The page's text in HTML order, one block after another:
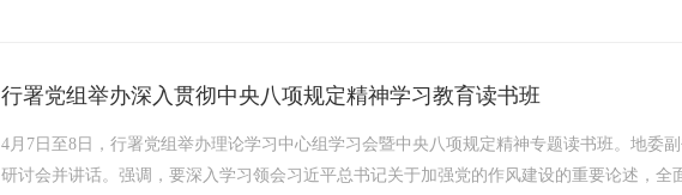
行署党组举办深入贯彻中央八项规定精神学习教育读书班
4月7日至8日，行署党组举办理论学习中心组学习会暨中央八项规定精神专题读书班。地委
研讨会并讲话。强调，要深入学习领会习近平总书记关于加强党的作风建设的重要论述，全